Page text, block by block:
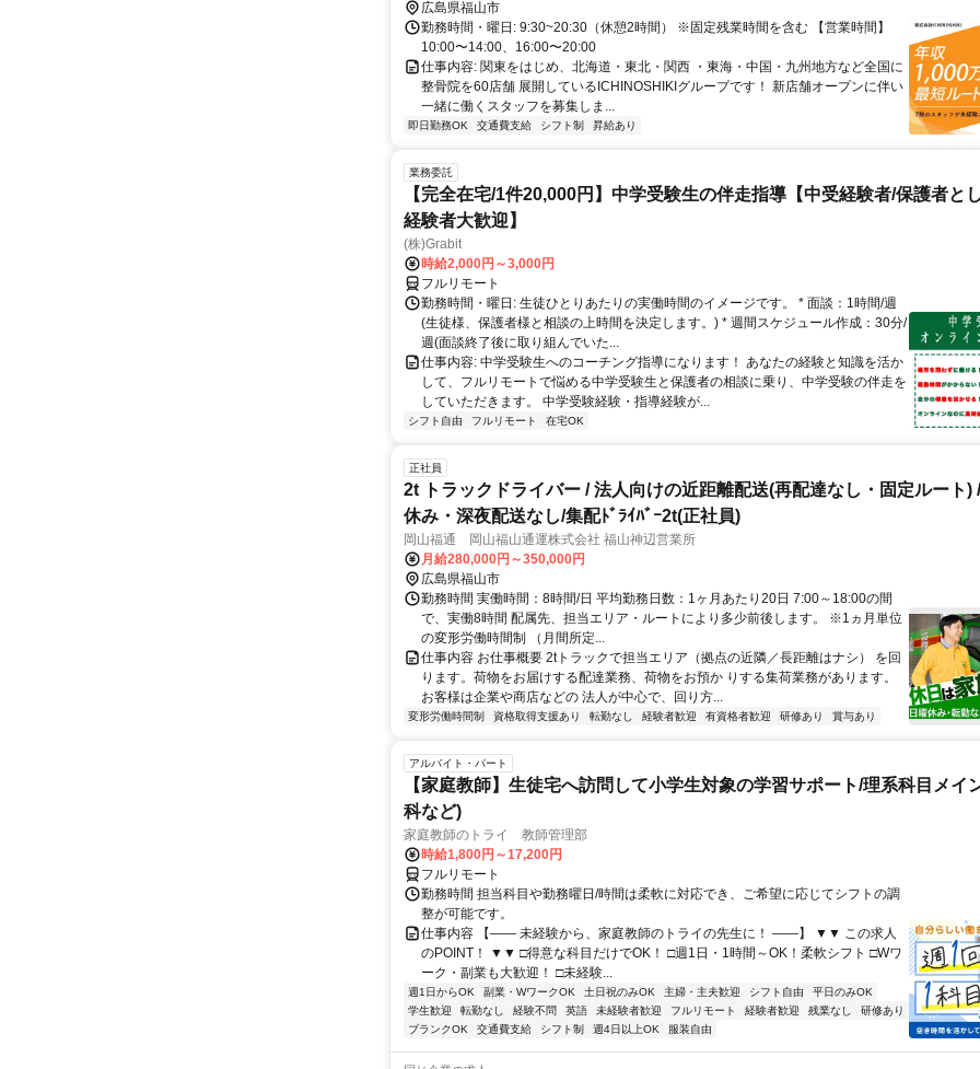
広島県福山市
勤務時間・曜日: 9:30~20:30（休憩2時間） ※固定残業時間を含む 【営業時間】
10:00〜14:00、16:00〜20:00
仕事内容: 関東をはじめ、北海道・東北・関西 ・東海・中国・九州地方など全国に
整骨院を60店舗 展開しているICHINOSHIKIグループです！ 新店舗オープンに伴い
一緒に働くスタッフを募集しま...
即日勤務OK 交通費支給 シフト制 昇給あり
業務委託
【完全在宅/1件20,000円】中学受験生の伴走指導【中受経験者/保護者と
経験者大歓迎】
(株)Grabit
時給2,000円～3,000円
フルリモート
勤務時間・曜日: 生徒ひとりあたりの実働時間のイメージです。 * 面談：1時間/週
(生徒様、保護者様と相談の上時間を決定します。) * 週間スケジュール作成：30分/
週(面談終了後に取り組んでいた...
仕事内容: 中学受験生へのコーチング指導になります！ あなたの経験と知識を活か
して、フルリモートで悩める中学受験生と保護者の相談に乗り、中学受験の伴走を
していただきます。 中学受験経験・指導経験が...
シフト自由 フルリモート 在宅OK
正社員
2t トラックドライバー / 法人向けの近距離配送(再配達なし・固定ルート)
休み・深夜配送なし/集配ﾄﾞﾗｲﾊﾞｰ2t(正社員)
岡山福通 岡山福山通運株式会社 福山神辺営業所
月給280,000円～350,000円
広島県福山市
勤務時間 実働時間：8時間/日 平均勤務日数：1ヶ月あたり20日 7:00～18:00の間
で、実働8時間 配属先、担当エリア・ルートにより多少前後します。 ※1ヵ月単位
の変形労働時間制 （月間所定...
仕事内容 お仕事概要 2tトラックで担当エリア（拠点の近隣／長距離はナシ） を回
ります。荷物をお届けする配達業務、荷物をお預か りする集荷業務があります。
お客様は企業や商店などの 法人が中心で、回り方...
変形労働時間制 資格取得支援あり 転勤なし 経験者歓迎 有資格者歓迎 研修あり 賞与あり
アルバイト・パート
【家庭教師】生徒宅へ訪問して小学生対象の学習サポート/理系科目メイ
科など)
家庭教師のトライ 教師管理部
時給1,800円～17,200円
フルリモート
勤務時間 担当科目や勤務曜日/時間は柔軟に対応でき、ご希望に応じてシフトの調
整が可能です。
仕事内容 【―― 未経験から、家庭教師のトライの先生に！ ――】 ▼▼ この求人
のPOINT！ ▼▼ □得意な科目だけでOK！ □週1日・1時間～OK！柔軟シフト □Wワ
ーク・副業も大歓迎！ □未経験...
週1日からOK 副業・WワークOK 土日祝のみOK 主婦・主夫歓迎 シフト自由
平日のみOK
学生歓迎
転勤なし 経験不問 英語 未経験者歓迎 フルリモート 経験者歓迎 残業なし
研修あり
ブランクOK
交通費支給 シフト制 週4日以上OK 服装自由